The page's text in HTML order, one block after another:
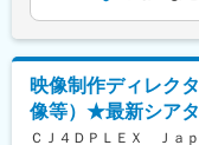
作・発信の全工
■業務内容
・SNS（主にシ
・動画およびスチ
能性があります。
映像制作ディレク
像等）★最新シア
ＣＪ４ＤＰＬＥＸ Ｊａ